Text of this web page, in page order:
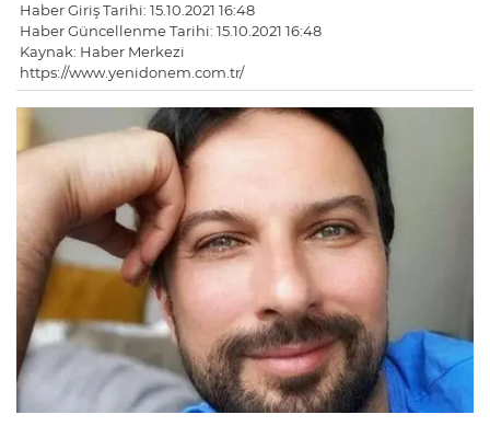
Haber Giriş Tarihi: 15.10.2021 16:48
Haber Güncellenme Tarihi: 15.10.2021 16:48
Kaynak: Haber Merkezi
https://www.yenidonem.com.tr/